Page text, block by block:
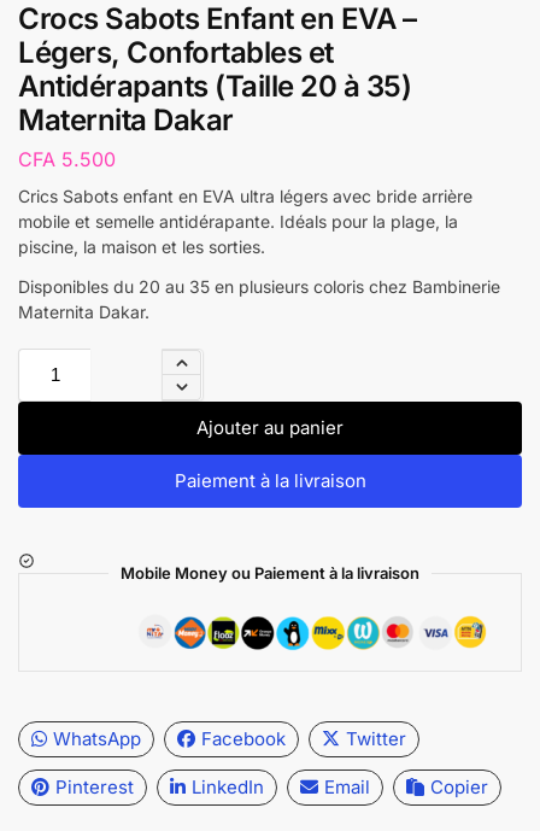
Crocs Sabots Enfant en EVA –
Légers, Confortables et
Antidérapants (Taille 20 à 35)
Maternita Dakar
CFA 5.500
Crics Sabots enfant en EVA ultra légers avec bride arrière
mobile et semelle antidérapante. Idéals pour la plage, la
piscine, la maison et les sorties.
Disponibles du 20 au 35 en plusieurs coloris chez Bambinerie
Maternita Dakar.
Ajouter au panier
Paiement à la livraison
Mobile Money ou Paiement à la livraison
WhatsApp Facebook Twitter
Pinterest LinkedIn Email Copier